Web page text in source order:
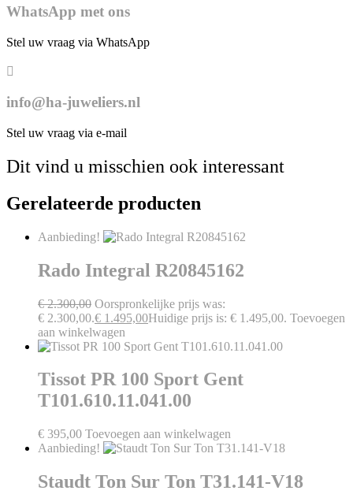
WhatsApp met ons
Stel uw vraag via WhatsApp
info@ha-juweliers.nl
Stel uw vraag via e-mail
Dit vind u misschien ook interessant
Gerelateerde producten
Aanbieding!
Rado Integral R20845162
€2.300,00 Oorspronkelijke prijs was:
€ 2.300,00.€ 1.495,00Huidige prijs is: € 1.495,00. Toevoegen
aan winkelwagen
Tissot PR 100 Sport Gent
T101.610.11.041.00
€ 395,00 Toevoegen aan winkelwagen
Aanbieding!
Staudt Ton Sur Ton T31.141-V18